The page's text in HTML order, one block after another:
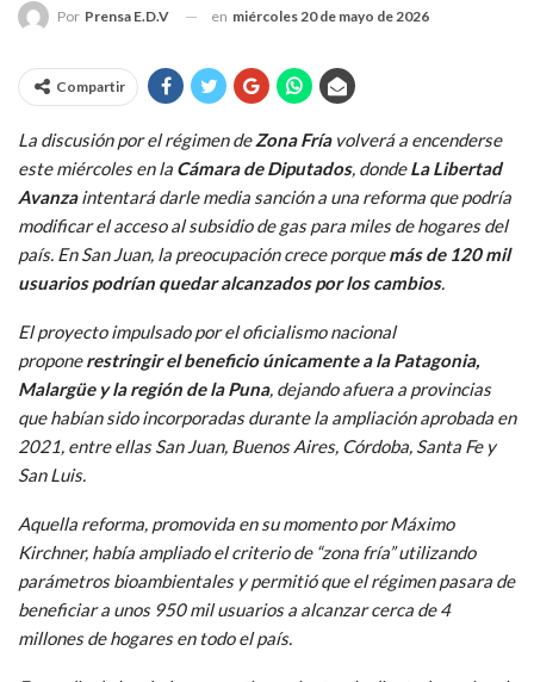
Por Prensa E.D.V en miércoles 20 de mayo de 2026
Compartir
La discusión por el régimen deZona Fríavolverá a encenderse
este miércoles en la Cámara de Diputados, dondeLa Libertad
Avanzaintentará darle media sanción a una reforma que podría
modificar el acceso al subsidio de gas para miles de hogares del
país. En San Juan, la preocupación crece porquemás de 120 mil
usuarios podrían quedar alcanzados por los cambios.
El proyecto impulsado por el oficialismo nacional
proponerestringir el beneficio únicamente a la Patagonia,
Malargüe y la región de la Puna, dejando afuera a provincias
que habían sido incorporadas durante la ampliación aprobada en
2021, entre ellas San Juan, Buenos Aires, Córdoba, Santa Fe y
San Luis.
Aquella reforma, promovida en su momento por Máximo
Kirchner, había ampliado el criterio de “zona fría” utilizando
parámetros bioambientales y permitió que el régimen pasara de
beneficiar a unos 950 mil usuarios a alcanzar cerca de 4
millones de hogares en todo el país.